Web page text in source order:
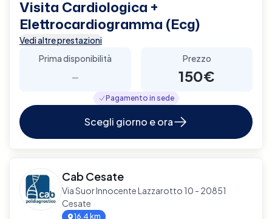
Visita Cardiologica +
Elettrocardiogramma (Ecg)
Vedi altre prestazioni
Prima disponibilità
-
Prezzo
150€
Pagamento in sede
Scegli giorno e ora
Cab Cesate
Via Suor Innocente Lazzarotto 10 - 20851
Cesate
16.4 km